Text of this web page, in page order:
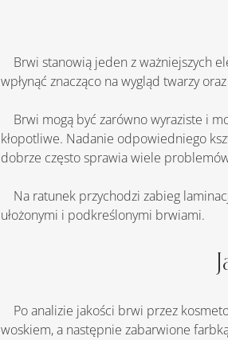
wpłynąć znacząco na wygląd twarzy
kłopotliwe. Nadanie odpowiedniego
dobrze często sprawia wiele
ułożonymi i podkreślonymi brwiami.
woskiem, a następnie zabarwione